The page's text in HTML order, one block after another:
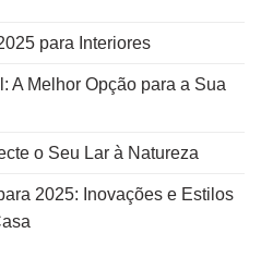
para Interiores
A Melhor Opção para a Sua
o Seu Lar à Natureza
2025: Inovações e Estilos